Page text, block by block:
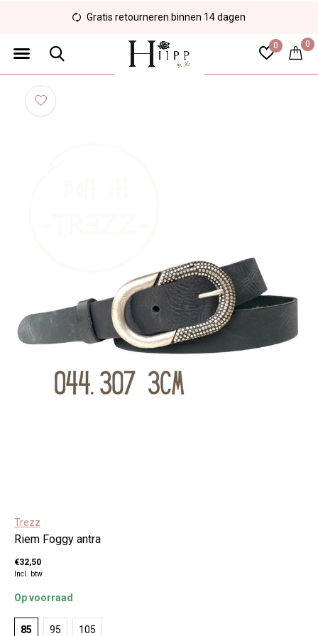
0 0
Gratis retourneren binnen 14 dagen
Trezz
Riem Foggy antra
€32,50
Incl. btw
Op voorraad
85 95 105